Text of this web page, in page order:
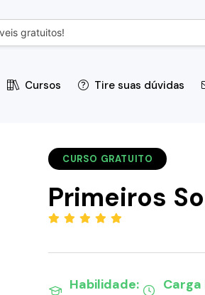
Cursos Tire suas dúvidas
CURSO GRATUITO
Primeiros
Habilidade: Carga